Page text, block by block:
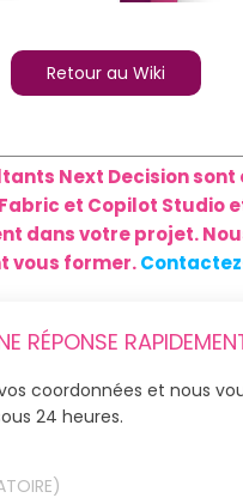
Retour au Wiki
Next Decision sont
et Copilot Studio
dans votre projet.
vous former.
RÉPONSE
coordonnées et nous
24 heures.